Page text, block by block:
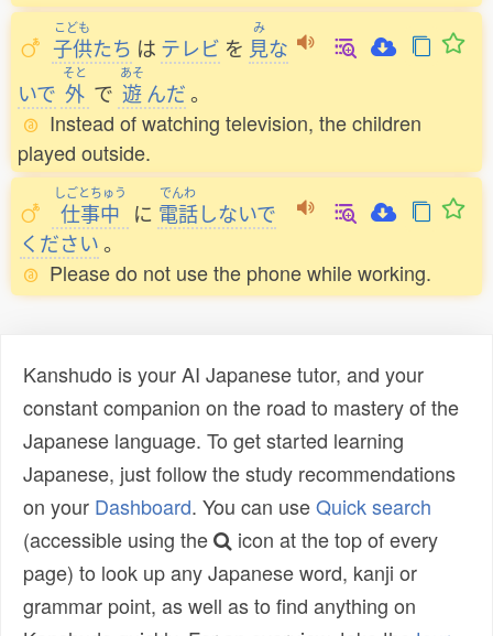
こども
子供たち は テレビ を
み
見な
いで
そと
外 で
あそ
遊んだ。
Instead of watching television, the children
played outside.
しごとちゅう
仕事中 に
でんわ
電話しないで
ください。
Please do not use the phone while working.
Kanshudo is your AI Japanese tutor, and your
constant companion on the road to mastery of the
Japanese language. To get started learning
Japanese, just follow the study recommendations
on your Dashboard. You can useQuick search
(accessible using the
icon at the top of every
page) to look up any Japanese word, kanji or
grammar point, as well as to find anything on